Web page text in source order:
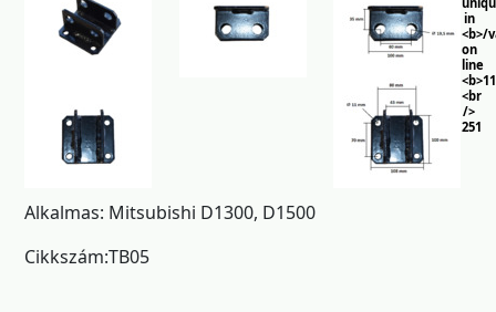
in
<b>/
on
line
<br
/>
251
Alkalmas: Mitsubishi D1300, D1500
Cikkszám:TB05